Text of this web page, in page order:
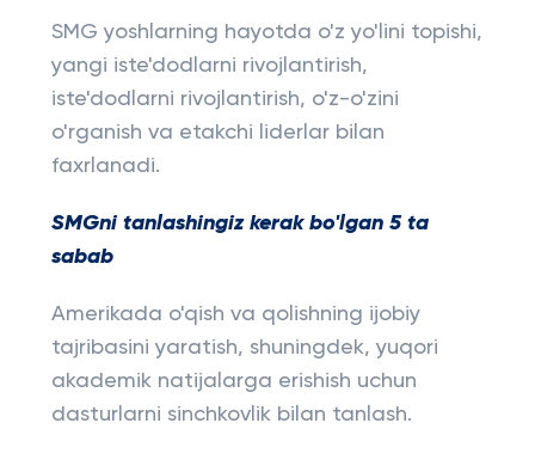
SMG yoshlarning hayotda o'z yo'lini topishi,
yangi iste'dodlarni rivojlantirish,
iste'dodlarni rivojlantirish, o'z-o'zini
o'rganish va etakchi liderlar bilan
faxrlanadi.
SMGni tanlashingiz kerak bo'lgan 5 ta
sabab
Amerikada o'qish va qolishning ijobiy
tajribasini yaratish, shuningdek, yuqori
akademik natijalarga erishish uchun
dasturlarni sinchkovlik bilan tanlash.